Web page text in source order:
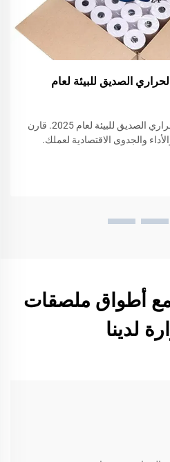
الصديق للبيئة لعام
اكتشف أبرز خيارات الورق الحراري الصديق للبيئة لعام 2025. قارن
والجدوى الاقتصادية لعملك.
مع أطواق ملصقات
لدينا